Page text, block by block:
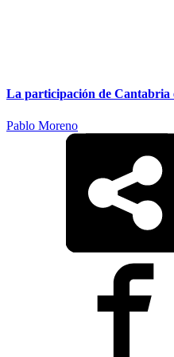
La participación de Cantabria
Pablo Moreno